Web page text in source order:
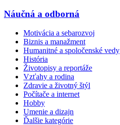
Náučná a odborná
Motivácia a sebarozvoj
Biznis a manažment
Humanitné a spoločenské vedy
História
Životopisy a reportáže
Vzťahy a rodina
Zdravie a životný štýl
Počítače a internet
Hobby
Umenie a dizajn
Ďalšie kategórie